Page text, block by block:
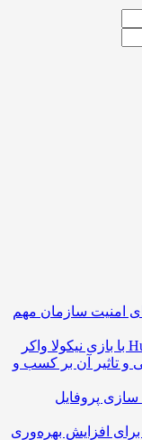
سازمان مهم
آن بر کسب و
پروفایل
افزایش بهره‌وری